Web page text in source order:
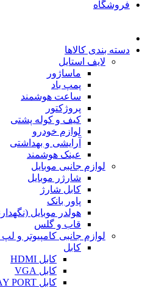
فروشگاه
دسته بندی کالاها
لایف استایل
ماساژور
پمپ باد
ساعت هوشمند
پروژکتور
کیف و کوله پشتی
لوازم خودرو
آرایشی و بهداشتی
عینک هوشمند
لوازم جانبی موبایل
شارژر موبایل
کابل شارژ
پاور بانک
هولدر موبایل
قاب و گلس
لوازم جانبی کامپیوتر و
کابل
کابل HDMI
کابل VGA
کابل DISPLAY PORT